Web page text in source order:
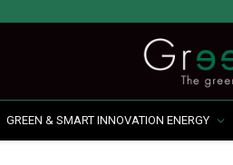
GREEN & SMART INNOVATION ENERGY